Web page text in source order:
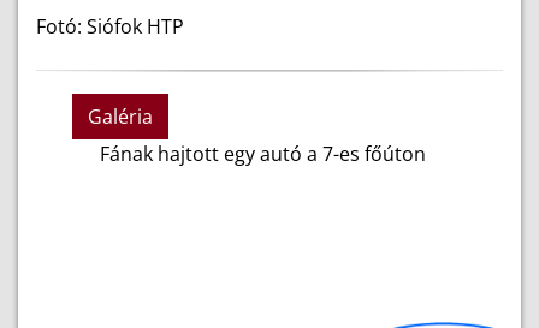
Fotó: Siófok HTP
Galéria
Fának hajtott egy autó a 7-es főúton